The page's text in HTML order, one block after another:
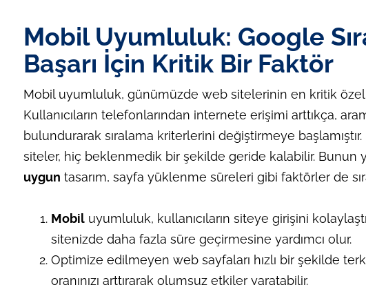
Mobil Uyumluluk: Google
Başarı İçin Kritik Bir Faktör
Mobil uyumluluk, günümüzde web sitelerinin en kritik
Kullanıcıların telefonlarından internete erişimi arttıkça,
bulundurarak sıralama kriterlerini değiştirmeye başlamıştır.
siteler, hiç beklenmedik bir şekilde geride kalabilir. Bunun
uygun tasarım, sayfa yüklenme süreleri gibi faktörler de
Mobiluyumluluk, kullanıcıların siteye girişini
sitenizde daha fazla süre geçirmesine yardımcı olur.
Optimize edilmeyen web sayfaları hızlı bir şekilde
oranınızı arttırarak olumsuz etkiler yaratabilir.